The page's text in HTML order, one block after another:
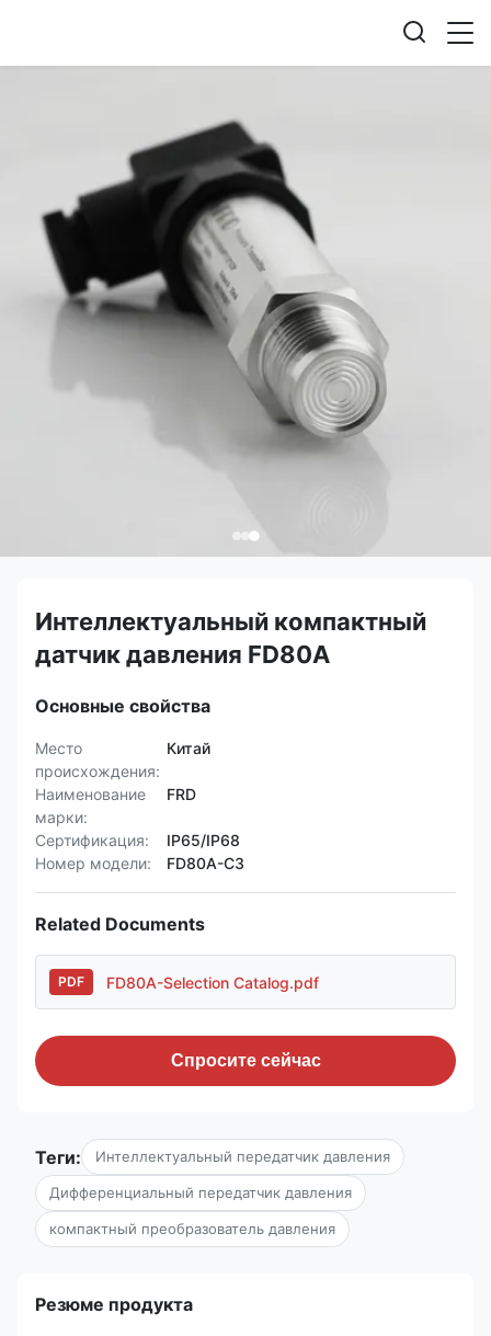
Интеллектуальный компактный
датчик давления FD80A
Основные свойства
Место
происхождения:
Китай
Наименование
марки:
FRD
Сертификация:
IP65/IP68
Номер модели:
FD80A-C3
Related Documents
PDF FD80A-Selection Catalog.pdf
Спросите сейчас
Теги: Интеллектуальный передатчик давления
Дифференциальный передатчик давления
компактный преобразователь давления
Резюме продукта